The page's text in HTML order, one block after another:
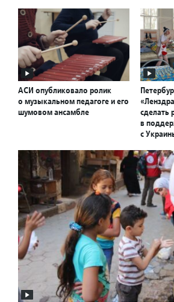
АСИ опубликовало ролик
о музыкальном педагоге и его
шумовом ансамбле
сделать
в
с